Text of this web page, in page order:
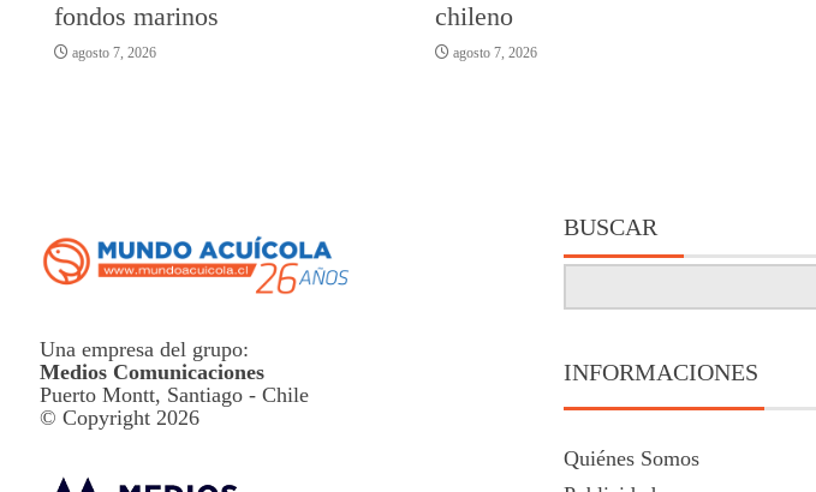
fondos marinos
agosto 7, 2026
chileno
agosto 7, 2026
Una empresa del grupo:
Medios Comunicaciones
Puerto Montt, Santiago - Chile
© Copyright 2026
BUSCAR
INFORMACIONES
Quiénes Somos